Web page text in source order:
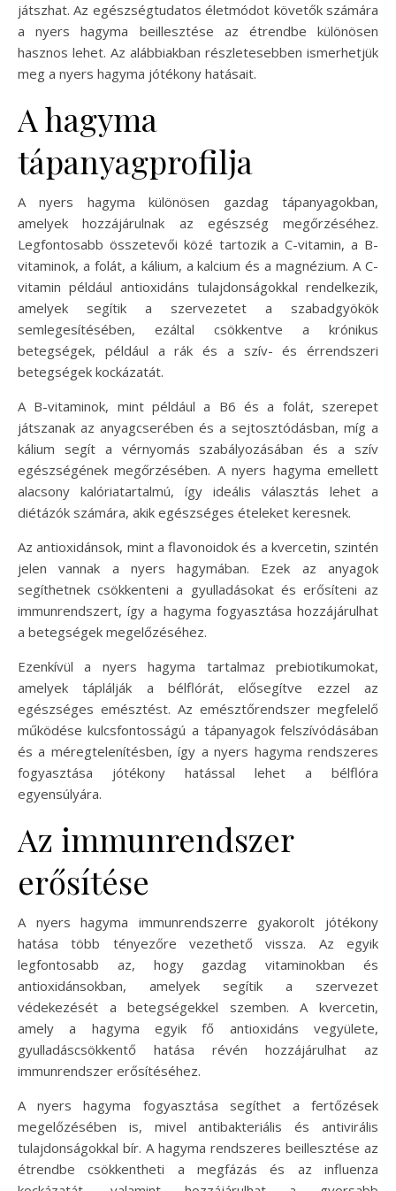
játszhat. Az egészségtudatos életmódot követők számára
a nyers hagyma beillesztése az étrendbe különösen
hasznos lehet. Az alábbiakban részletesebben ismerhetjük
meg a nyers hagyma jótékony hatásait.
A hagyma
tápanyagprofilja
A nyers hagyma különösen gazdag tápanyagokban,
amelyek hozzájárulnak az egészség megőrzéséhez.
Legfontosabb összetevői közé tartozik a C-vitamin, a B-
vitaminok, a folát, a kálium, a kalcium és a magnézium. A C-
vitamin például antioxidáns tulajdonságokkal rendelkezik,
amelyek segítik a szervezetet a szabadgyökök
semlegesítésében, ezáltal csökkentve a krónikus
betegségek, például a rák és a szív- és érrendszeri
betegségek kockázatát.
A B-vitaminok, mint például a B6 és a folát, szerepet
játszanak az anyagcserében és a sejtosztódásban, míg a
kálium segít a vérnyomás szabályozásában és a szív
egészségének megőrzésében. A nyers hagyma emellett
alacsony kalóriatartalmú, így ideális választás lehet a
diétázók számára, akik egészséges ételeket keresnek.
Az antioxidánsok, mint a flavonoidok és a kvercetin, szintén
jelen vannak a nyers hagymában. Ezek az anyagok
segíthetnek csökkenteni a gyulladásokat és erősíteni az
immunrendszert, így a hagyma fogyasztása hozzájárulhat
a betegségek megelőzéséhez.
Ezenkívül a nyers hagyma tartalmaz prebiotikumokat,
amelyek táplálják a bélflórát, elősegítve ezzel az
egészséges emésztést. Az emésztőrendszer megfelelő
működése kulcsfontosságú a tápanyagok felszívódásában
és a méregtelenítésben, így a nyers hagyma rendszeres
fogyasztása jótékony hatással lehet a bélflóra
egyensúlyára.
Az immunrendszer
erősítése
A nyers hagyma immunrendszerre gyakorolt jótékony
hatása több tényezőre vezethető vissza. Az egyik
legfontosabb az, hogy gazdag vitaminokban és
antioxidánsokban, amelyek segítik a szervezet
védekezését a betegségekkel szemben. A kvercetin,
amely a hagyma egyik fő antioxidáns vegyülete,
gyulladáscsökkentő hatása révén hozzájárulhat az
immunrendszer erősítéséhez.
A nyers hagyma fogyasztása segíthet a fertőzések
megelőzésében is, mivel antibakteriális és antivirális
tulajdonságokkal bír. A hagyma rendszeres beillesztése az
étrendbe csökkentheti a megfázás és az influenza